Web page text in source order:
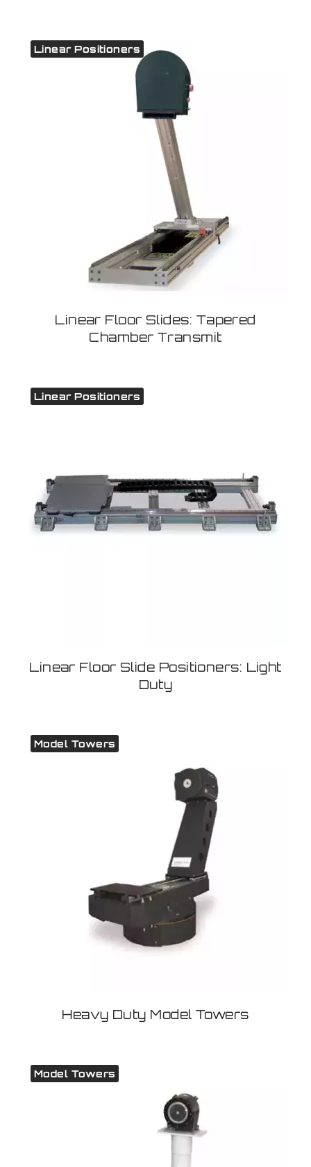
Linear Positioners
Linear Floor Slides: Tapered
Chamber Transmit
Linear Positioners
Linear Floor Slide Positioners: Light
Duty
Model Towers
Heavy Duty Model Towers
Model Towers